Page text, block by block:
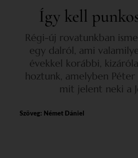
Így kell
Régi-új rovatunkban
egy dalról, ami
évekkel korábbi,
hoztunk, amelyben
mit jelent neki a
Szöveg: Német Dániel